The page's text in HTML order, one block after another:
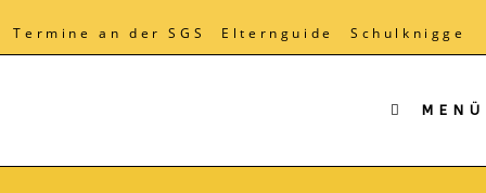
springen
Termine an der SGS Elternguide Schulknigge
MENÜ